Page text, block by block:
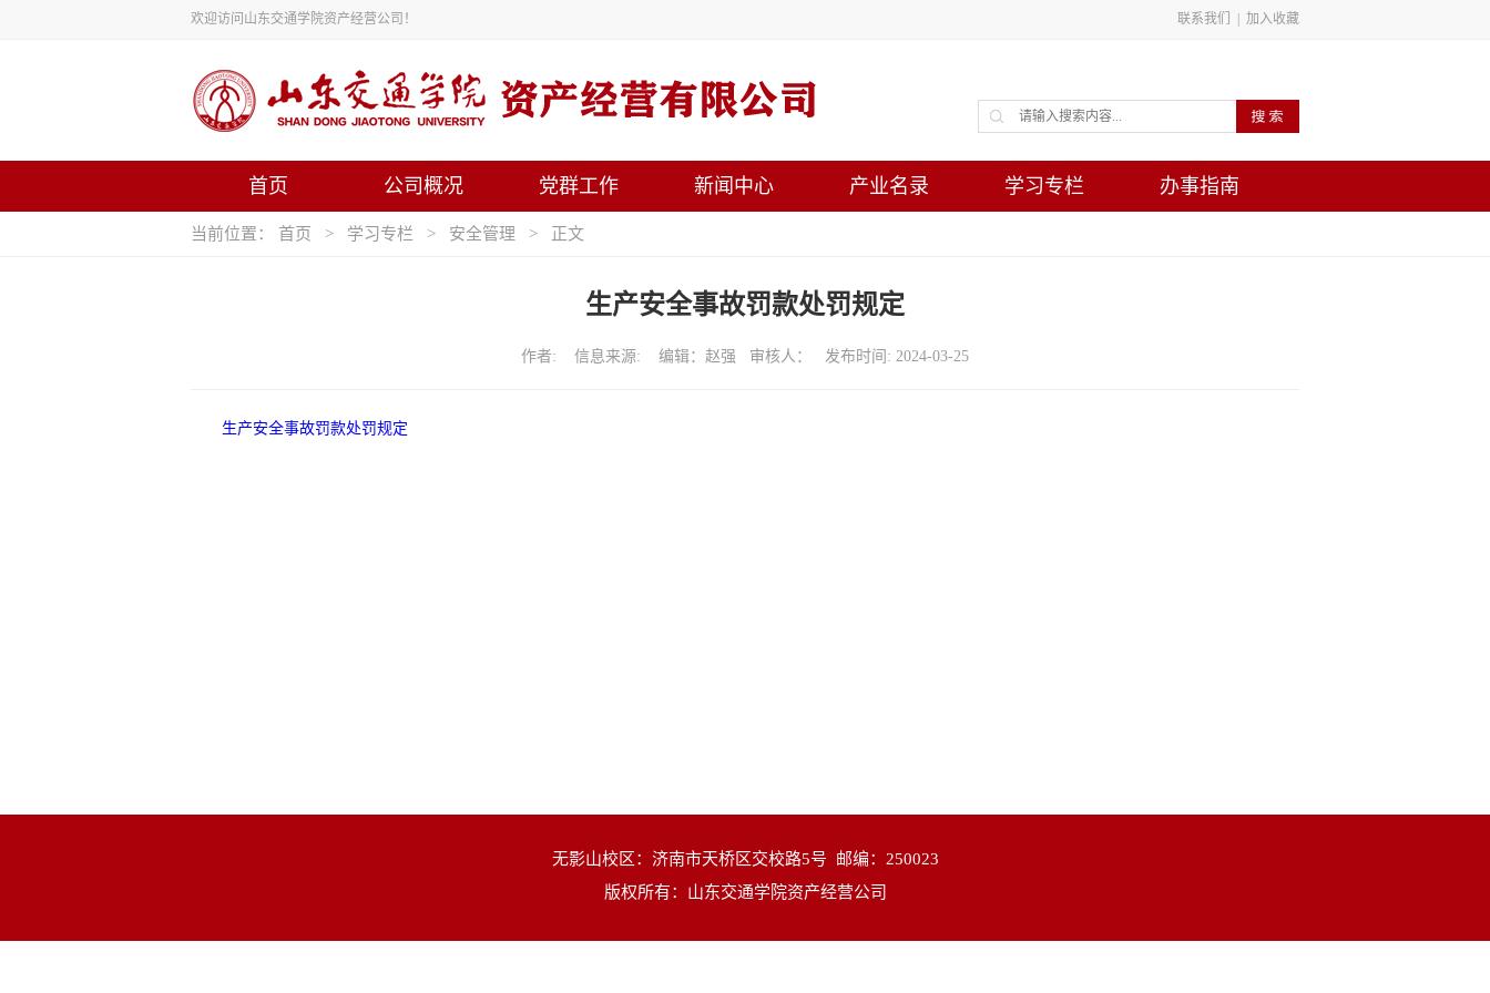
欢迎访问山东交通学院资产经营公司！ 联系我们 加入收藏
首页 公司概况 党群工作 新闻中心 产业名录 学习专栏 办事指南
当前位置： 首页 > 学习专栏 > 安全管理 > 正文
生产安全事故罚款处罚规定
作者: 信息来源: 编辑：赵强 审核人： 发布时间: 2024-03-25
生产安全事故罚款处罚规定
无影山校区：济南市天桥区交校路5号 邮编：250023
版权所有：山东交通学院资产经营公司